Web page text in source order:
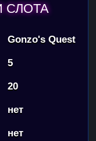
СЛОТА
Gonzo's Quest
5
20
нет
нет